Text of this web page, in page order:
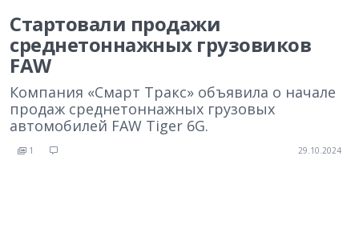
Стартовали продажи
среднетоннажных грузовиков
FAW
Компания «Смарт Тракс» объявила о начале
продаж среднетоннажных грузовых
автомобилей FAW Tiger 6G.
1 29.10.2024